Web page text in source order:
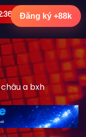
AM
a bxh
Đăng ký +88k